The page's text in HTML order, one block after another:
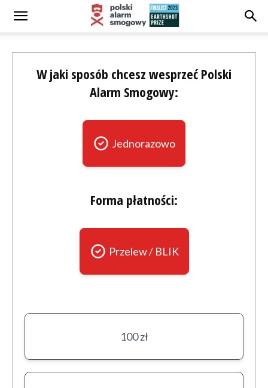
W jaki sposób chcesz wesprzeć Polski
Alarm Smogowy:
Jednorazowo
Forma płatności:
Przelew / BLIK
100zł